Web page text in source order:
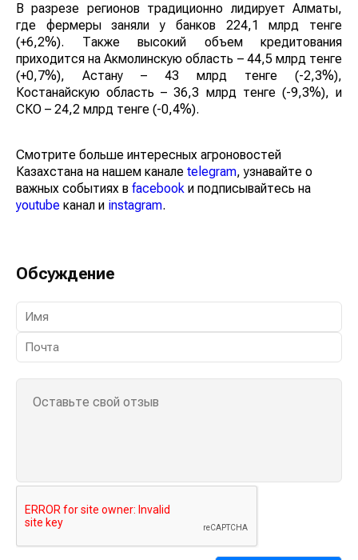
В разрезе регионов традиционно лидирует Алматы,
где фермеры заняли у банков 224,1 млрд тенге
(+6,2%). Также высокий объем кредитования
приходится на Акмолинскую область – 44,5 млрд тенге
(+0,7%), Астану – 43 млрд тенге (-2,3%), Костанайскую
область – 36,3 млрд тенге (-9,3%), и СКО – 24,2 млрд
тенге (-0,4%).
Смотрите больше интересных агроновостей
Казахстана на нашем каналеtelegram , узнавайте о
важных событиях вfacebook и подписывайтесь на
youtube канал иinstagram
Обсуждение